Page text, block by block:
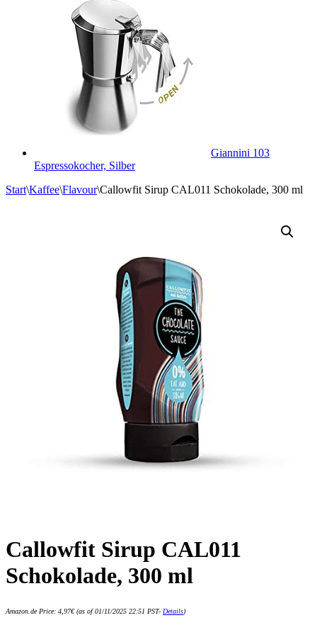
Giannini 103
Espressokocher, Silber
Start\Kaffee\Flavour\Callowfit Sirup CAL011 Schokolade, 300 ml
Callowfit Sirup CAL011
Schokolade, 300 ml
Amazon.de Price: 4,97€(as of 01/11/2025 22:51 PST- Details)